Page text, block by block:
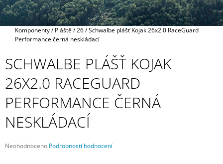
Domů
Komponenty/ Pláště/26/Schwalbe plášť Kojak 26x2.0 RaceGuard
Performance černá neskládací
SCHWALBE PLÁŠŤ KOJAK
26X2.0 RACEGUARD
PERFORMANCE ČERNÁ
NESKLÁDACÍ
Průměrné
Neohodnoceno Podrobnosti hodnocení
A
J
?